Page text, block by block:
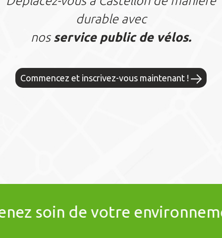
durable avec
nos service public de vélos.
Commencez et inscrivez-vous maintenant !
environnement •